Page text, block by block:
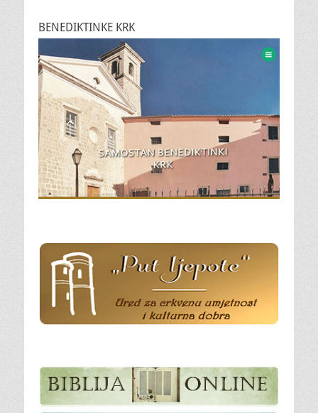
BENEDIKTINKE KRK